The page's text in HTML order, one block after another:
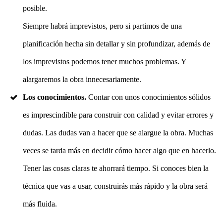
posible.
Siempre habrá imprevistos, pero si partimos de una
planificación hecha sin detallar y sin profundizar, además de
los imprevistos podemos tener muchos problemas. Y
alargaremos la obra innecesariamente.
Los conocimientos. Contar con unos conocimientos sólidos
es imprescindible para construir con calidad y evitar errores y
dudas. Las dudas van a hacer que se alargue la obra. Muchas
veces se tarda más en decidir cómo hacer algo que en hacerlo.
Tener las cosas claras te ahorrará tiempo. Si conoces bien la
técnica que vas a usar, construirás más rápido y la obra será
más fluida.